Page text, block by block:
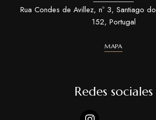
Rua Condes de Avillez, nº 3, Santiago
152, Portugal
MAPA
Redes sociales